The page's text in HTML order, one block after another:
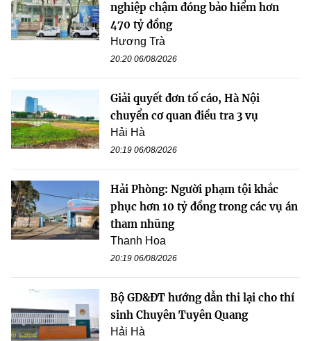
nghiệp chậm đóng bảo hiểm hơn
470 tỷ đồng
Hương Trà
20:20 06/08/2026
Giải quyết đơn tố cáo, Hà Nội
chuyển cơ quan điều tra 3 vụ
Hải Hà
20:19 06/08/2026
Hải Phòng: Người phạm tội khắc
phục hơn 10 tỷ đồng trong các vụ án
tham nhũng
Thanh Hoa
20:19 06/08/2026
Bộ GD&ĐT hướng dẫn thi lại cho thí
sinh Chuyên Tuyên Quang
Hải Hà